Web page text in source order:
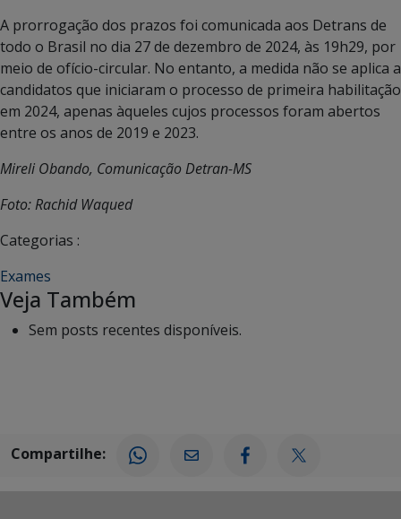
A prorrogação dos prazos foi comunicada aos Detrans de
todo o Brasil no dia 27 de dezembro de 2024, às 19h29, por
meio de ofício-circular. No entanto, a medida não se aplica a
candidatos que iniciaram o processo de primeira habilitação
em 2024, apenas àqueles cujos processos foram abertos
entre os anos de 2019 e 2023.
Mireli Obando, Comunicação Detran-MS
Foto: Rachid Waqued
Categorias :
Exames
Veja Também
Sem posts recentes disponíveis.
Compartilhe: